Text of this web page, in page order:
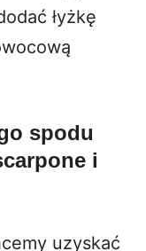
łyżkę
spodu
i
uzyskać